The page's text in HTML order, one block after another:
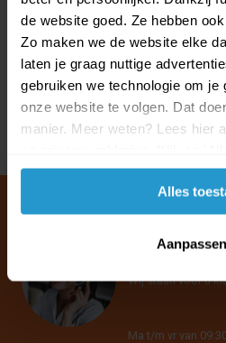
de website goed. Ze hebben
Zo maken we de website elke
laten je graag nuttige
gebruiken we technologie om je
onze website te volgen. Dat
manier. Meer weten? Lees hier
accepteren.
Alles
Aanpassen
€1,99 €1,79
Wij staan voor u
Ma t/m vr van